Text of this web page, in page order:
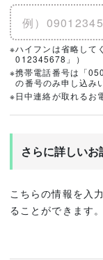
※ハイフンは省略し
012345678」）
※携帯電話番号は「
の番号のみ申し込み
※日中連絡が取れるお
さらに詳しいお
こちらの情報を入
ることができます